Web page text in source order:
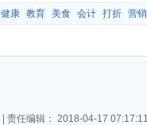
健康 教育 美食 会计 打折 营销
责任编辑： 2018-04-17 07:17:11